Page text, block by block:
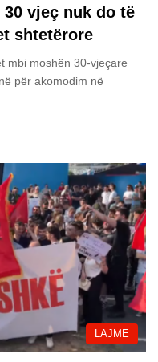
vjeç nuk do të
shtetërore
mbi moshën 30-vjeçare
për akomodim në
LAJME